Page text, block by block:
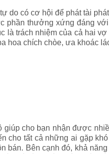
có cơ hội để phát tài
phần thưởng xứng đáng
là trách nhiệm của cả hai
hoa chích chòe, ưa khoác
cho bạn nhận được
tất cả những ai gặp
bán. Bên cạnh đó, khả